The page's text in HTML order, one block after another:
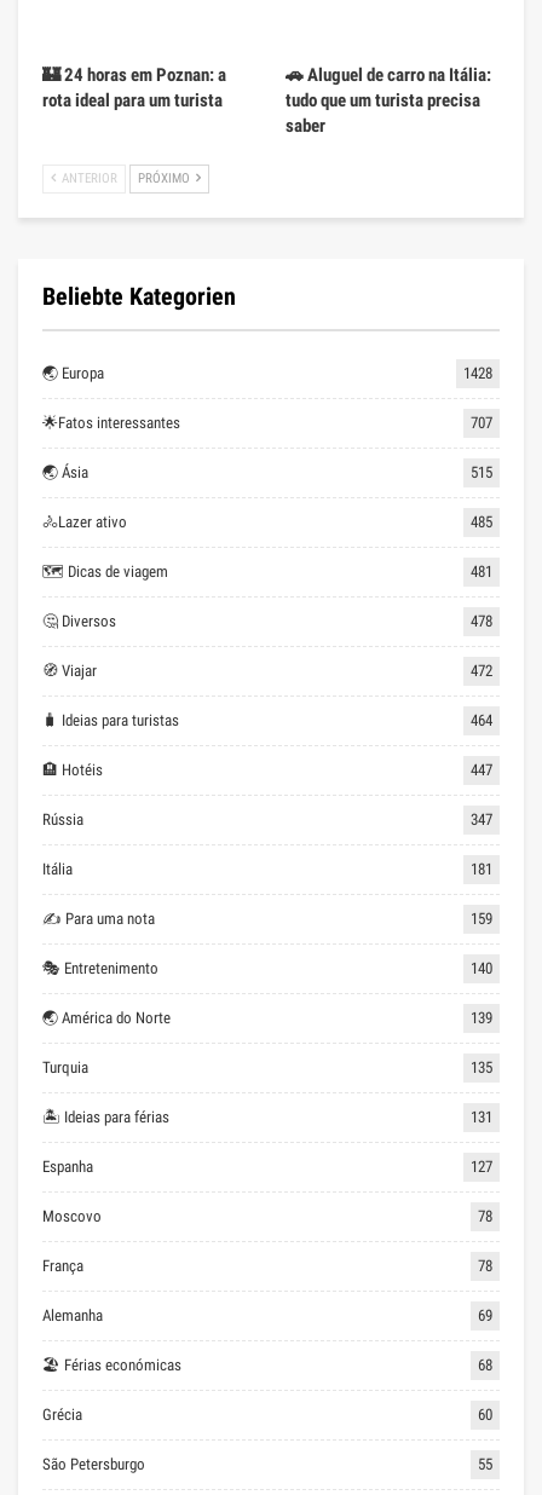
🏰 24 horas em Poznan: a
rota ideal para um turista
🚗 Aluguel de carro na Itália:
tudo que um turista precisa
saber
ANTERIOR PRÓXIMO
Beliebte Kategorien
🌏 Europa 1428
🌟Fatos interessantes 707
🌏 Ásia 515
🚴Lazer ativo 485
🗺 Dicas de viagem 481
🤔 Diversos 478
🧭 Viajar 472
🧳 Ideias para turistas 464
🏨 Hotéis 447
Rússia 347
Itália 181
✍ Para uma nota 159
🎭 Entretenimento 140
🌏 América do Norte 139
Turquia 135
🏝 Ideias para férias 131
Espanha 127
Moscovo 78
França 78
Alemanha 69
🏖 Férias económicas 68
Grécia 60
São Petersburgo 55